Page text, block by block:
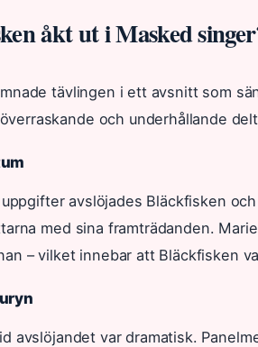
åkt ut i Masked
tävlingen i ett avsnitt som
och underhållande
avslöjades Bläckfisken
med sina framträdanden.
– vilket innebar att Bläckfisken
avslöjandet var dramatisk.